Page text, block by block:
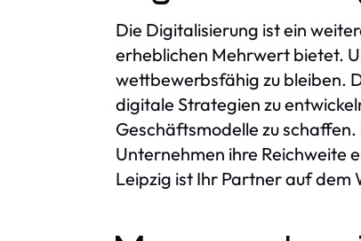
Die Digitalisierung ist ein
erheblichen Mehrwert bietet.
wettbewerbsfähig zu bleiben.
digitale Strategien zu
Geschäftsmodelle zu
Unternehmen ihre Reichweite
Leipzig ist Ihr Partner auf